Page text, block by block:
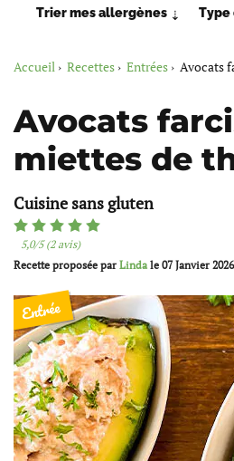
Trier mes allergènes ⇣ Type
Accueil Recettes Entrées Avocats
Avocats
miettes de
Cuisine sans gluten
5,0/5 (2 avis)
Recette proposée par Linda le 07 Janvier 2026
Entrée